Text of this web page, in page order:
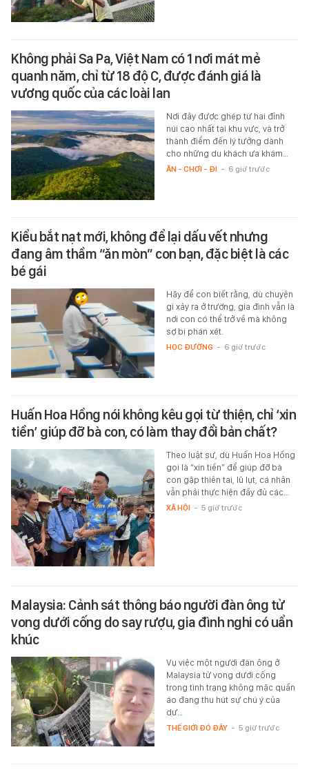
Không phải Sa Pa, Việt Nam có 1 nơi mát mẻ
quanh năm, chỉ từ 18 độ C, được đánh giá là
vương quốc của các loài lan
Nơi đây được ghép từ hai đỉnh
núi cao nhất tại khu vực, và trở
thành điểm đến lý tưởng dành
cho những du khách ưa khám…
ĂN - CHƠI - ĐI - 6 giờ trước
Kiểu bắt nạt mới, không để lại dấu vết nhưng
đang âm thầm “ăn mòn” con bạn, đặc biệt là các
bé gái
Hãy để con biết rằng, dù chuyện
gì xảy ra ở trường, gia đình vẫn là
nơi con có thể trở về mà không
sợ bị phán xét.
HỌC ĐƯỜNG - 6 giờ trước
Huấn Hoa Hồng nói không kêu gọi từ thiện, chỉ ‘xin
tiền’ giúp đỡ bà con, có làm thay đổi bản chất?
Theo luật sư, dù Huấn Hoa Hồng
gọi là “xin tiền” để giúp đỡ bà
con gặp thiên tai, lũ lụt, cá nhân
vẫn phải thực hiện đầy đủ các…
XÃ HỘI - 5 giờ trước
Malaysia: Cảnh sát thông báo người đàn ông tử
vong dưới cống do say rượu, gia đình nghi có uẩn
khúc
Vụ việc một người đàn ông ở
Malaysia tử vong dưới cống
trong tình trạng không mặc quần
áo đang thu hút sự chú ý của
dư…
THẾ GIỚI ĐÓ ĐÂY - 5 giờ trước